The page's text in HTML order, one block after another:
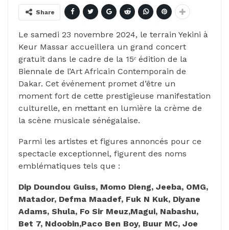
Share
Le samedi 23 novembre 2024, le terrain Yekini à
Keur Massar accueillera un grand concert
gratuit dans le cadre de la 15ᵉ édition de la
Biennale de l’Art Africain Contemporain de
Dakar. Cet événement promet d’être un
moment fort de cette prestigieuse manifestation
culturelle, en mettant en lumière la crème de
la scène musicale sénégalaise.
Parmi les artistes et figures annoncés pour ce
spectacle exceptionnel, figurent des noms
emblématiques tels que :
Dip Doundou Guiss, Momo Dieng, Jeeba, OMG,
Matador, Defma Maadef, Fuk N Kuk, Diyane
Adams, Shula, Fo Sir Meuz,Magui, Nabashu,
Bet 7, Ndoobin,Paco Ben Boy, Buur MC, Joe